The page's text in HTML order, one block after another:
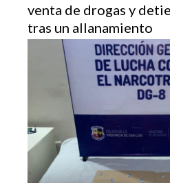
venta de drogas y
tras un allanamiento